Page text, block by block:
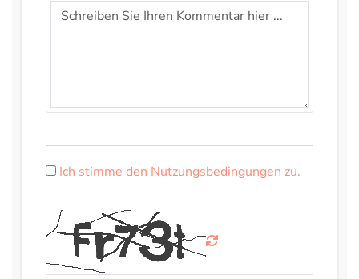
Ich stimme den Nutzungsbedingungen zu.